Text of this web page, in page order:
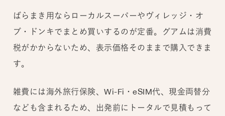
ばらまき用ならローカルスーパーやヴィレッジ・オ
ブ・ドンキでまとめ買いするのが定番。グアムは消費
税がかからないため、表示価格そのままで購入できま
す。
雑費には海外旅行保険、Wi-Fi・eSIM代、現金両替分
なども含まれるため、出発前にトータルで見積もって